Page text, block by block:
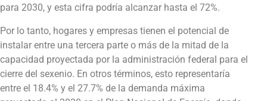
para 2030, y esta cifra podría alcanzar hasta el 72%.
Por lo tanto, hogares y empresas tienen el potencial de
instalar entre una tercera parte o más de la mitad de la
capacidad proyectada por la administración federal para el
cierre del sexenio. En otros términos, esto representaría
entre el 18.4% y el 27.7% de la demanda máxima